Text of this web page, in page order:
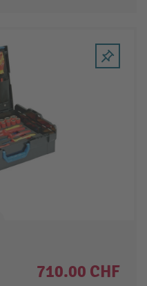
710.00 CHF